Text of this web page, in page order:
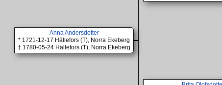
Anna Andersdotter
* 1721-12-17 Hällefors (T), Norra Ekeberg
† 1780-05-24 Hällefors (T), Norra Ekeberg